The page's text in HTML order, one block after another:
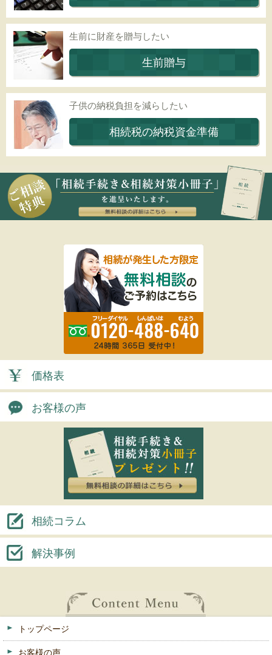
生前に財産を贈与したい
生前贈与
子供の納税負担を減らしたい
相続税の納税資金準備
価格表
お客様の声
相続コラム
解決事例
トップページ
お客様の声